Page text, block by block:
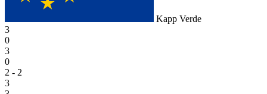
Kapp Verde
3
0
3
0
2 - 2
3